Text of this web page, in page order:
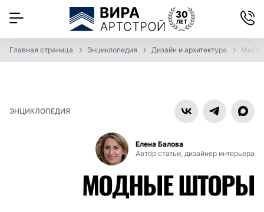
Главная страница Энциклопедия Дизайн и архитектура
ЭНЦИКЛОПЕДИЯ
Елена Балова
Автор статьи, дизайнер интерьера
МОДНЫЕ ШТОРЫ